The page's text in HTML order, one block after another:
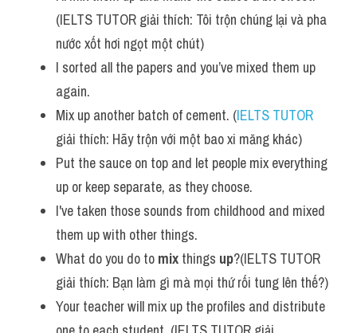
(IELTS TUTOR giải thích: Tôi trộn chúng lại và pha
nước xốt hơi ngọt một chút)
I sorted all the papers and you’ve mixed them up
again.
Mix up another batch of cement. (IELTS TUTOR
giải thích: Hãy trộn với một bao xi măng khác)
Put the sauce on top and let people mix everything
up or keep separate, as they choose.
I've taken those sounds from childhood and mixed
them up with other things.
What do you do to mix things up?(IELTS TUTOR
giải thích: Bạn làm gì mà mọi thứ rối tung lên thế?)
Your teacher will mix up the profiles and distribute